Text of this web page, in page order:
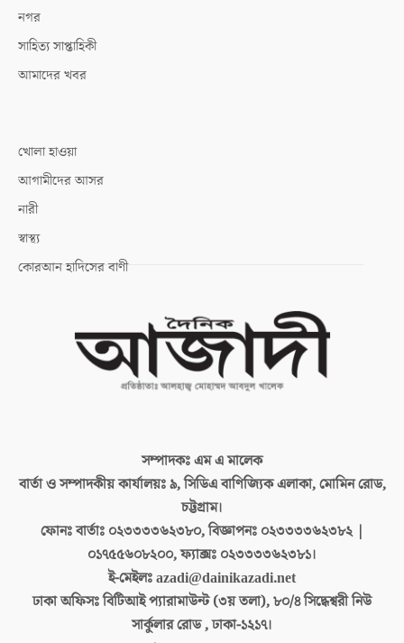
নগর
সাহিত্য সাপ্তাহিকী
আমাদের খবর
খোলা হাওয়া
আগামীদের আসর
নারী
স্বাস্থ্য
কোরআন হাদিসের বাণী
সম্পাদকঃএম এ মালেক
বার্তা ও সম্পাদকীয় কার্যালয়ঃ৯, সিডিএ বাণিজ্যিক এলাকা, মোমিন রোড,
চট্টগ্রাম।
ফোনঃ বার্তাঃ ০২৩৩৩৩৬২৩৮০, বিজ্ঞাপনঃ ০২৩৩৩৩৬২৩৮২ |
০১৭৫৫৬০৮২০০, ফ্যাক্সঃ ০২৩৩৩৩৬২৩৮১।
ই-মেইলঃazadi@dainikazadi.net
ঢাকা অফিসঃবিটিআই প্যারামাউন্ট (৩য় তলা), ৮০/৪ সিদ্ধেশ্বরী নিউ
সার্কুলার রোড , ঢাকা-১২১৭।